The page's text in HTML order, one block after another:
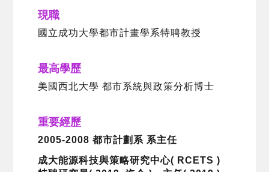
現職
國立成功大學都市計畫學系特聘教授
最高學歷
美國西北大學 都市系統與政策分析博士
重要經歷
2005-2008 都市計劃系 系主任
成大能源科技與策略研究中心( RCETS )